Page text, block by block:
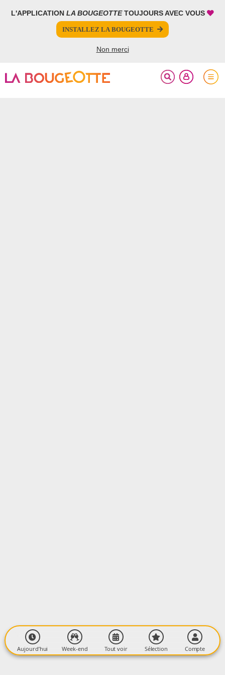
L'APPLICATION LA BOUGEOTTETOUJOURS AVEC VOUS
INSTALLEZ LA BOUGEOTTE
Non merci
Aujourd’hui Week-end Tout voir Sélection Compte
FERMER
Votre inscription à la newsletter a été effectuée.